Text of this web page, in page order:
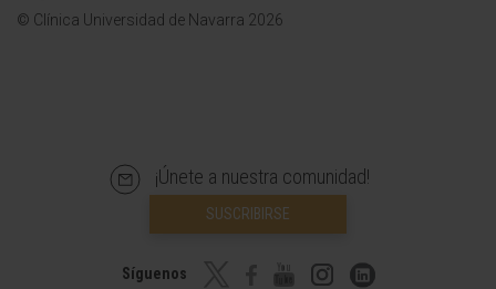
© Clínica Universidad de Navarra 2026
¡Únete a nuestra comunidad!
SUSCRIBIRSE
Síguenos